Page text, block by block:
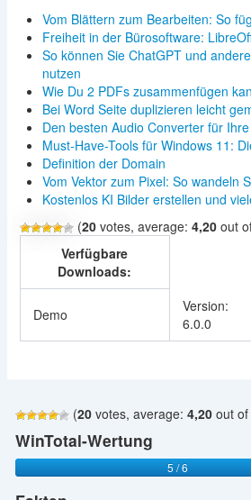
Vom Blättern zum Bearbeiten: So
Freiheit in der Bürosoftware:
So können Sie ChatGPT und
nutzen
Wie Du 2 PDFs zusammenfügen
Bei Word Seite duplizieren leicht
Den besten Audio Converter für
Must-Have-Tools für Windows 11:
Definition der Domain
Vom Vektor zum Pixel: So wandeln
Kostenlos KI Bilder erstellen und
(20votes, average: 4,20out
Verfügbare
Downloads:
Demo
Version:
6.0.0
(20votes, average: 4,20out of
WinTotal-Wertung
5 / 6